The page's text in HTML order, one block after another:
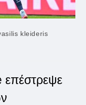
kleideris